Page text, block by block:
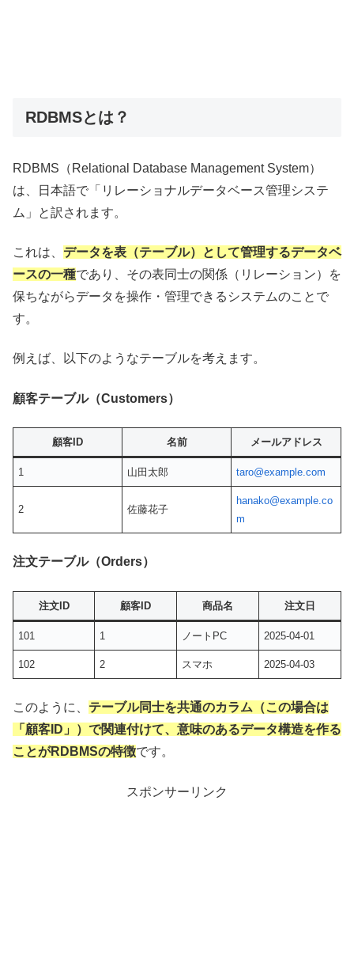
RDBMSとは？
RDBMS（Relational Database Management System）
は、日本語で「リレーショナルデータベース管理システ
ム」と訳されます。
これは、 データを表（テーブル）として管理するデータベ
ースの一種であり、その表同士の関係（リレーション）を
保ちながらデータを操作・管理できるシステムのことで
す。
例えば、以下のようなテーブルを考えます。
顧客テーブル（Customers）
顧客ID 名前 メールアドレス
1 山田太郎 taro@example.com
2 佐藤花子
hanako@example.co
m
注文テーブル（Orders）
注文ID 顧客ID 商品名 注文日
101 1 ノートPC 2025-04-01
102 2 スマホ 2025-04-03
このように、 テーブル同士を共通のカラム（この場合は
「顧客ID」）で関連付けて、意味のあるデータ構造を作る
ことがRDBMSの特徴です。
スポンサーリンク